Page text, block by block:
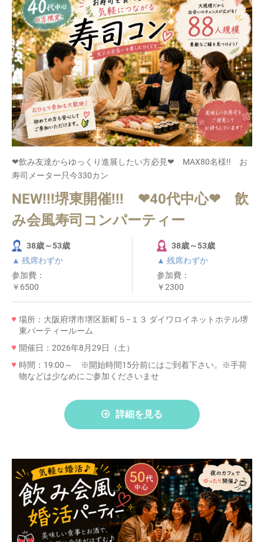
❤飲み友達からゆっくり進展したい方必見❤ MAX80名様!! お
寿司メーター只今330カン
NEW!!!堺東開催!!! ❤40代中心❤ 飲
み会風寿司コンパーティー
38歳～53歳
▲ 残席わずか
参加費：
￥6500
38歳～53歳
▲ 残席わずか
参加費：
￥2300
場所：大阪府堺市堺区新町５−１３ ダイワロイネットホテル堺
東パーティールーム
開催日：2026年8月29日（土）
時間：19:00～ ※開始時間15分前にはご到着下さい。※手荷
物などは少なめにご参加くださいませ
詳細を見る